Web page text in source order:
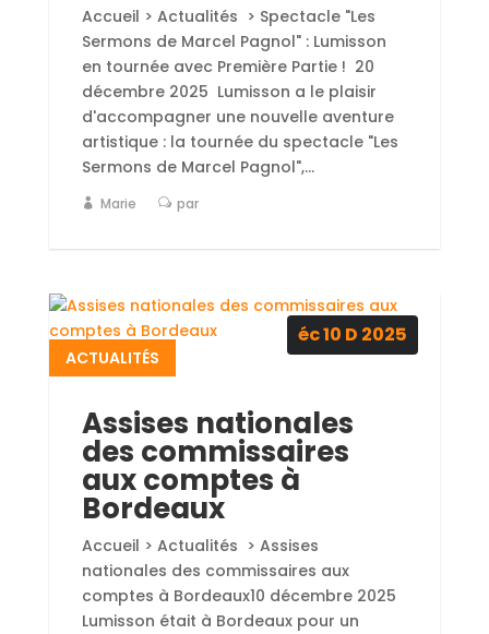
Accueil > Actualités > Spectacle "Les
Sermons de Marcel Pagnol" : Lumisson
en tournée avec Première Partie ! 20
décembre 2025 Lumisson a le plaisir
d'accompagner une nouvelle aventure
artistique : la tournée du spectacle "Les
Sermons de Marcel Pagnol",...
Marie par
Assises nationales
des commissaires
aux comptes à
Bordeaux
ACTUALITÉS
Accueil > Actualités > Assises
nationales des commissaires aux
comptes à Bordeaux10 décembre 2025
Lumisson était à Bordeaux pour un
éc 10 D 2025